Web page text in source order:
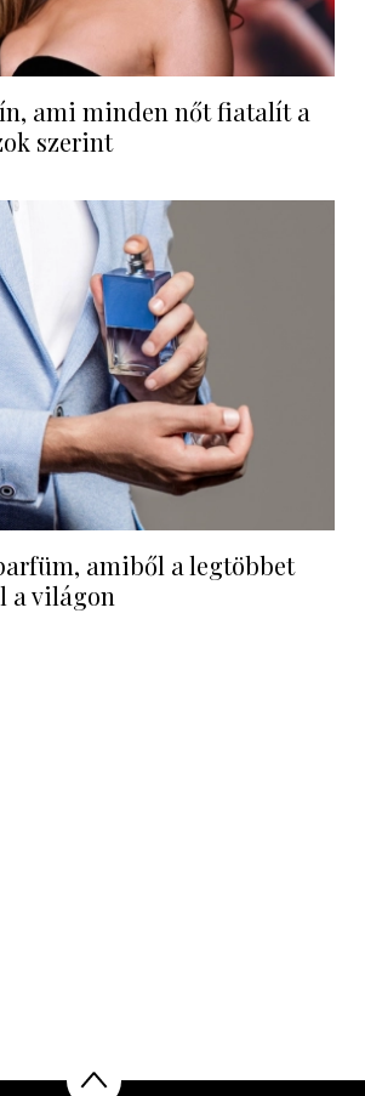
ami minden nőt fiatalít a
szerint
amiből a legtöbbet
a világon